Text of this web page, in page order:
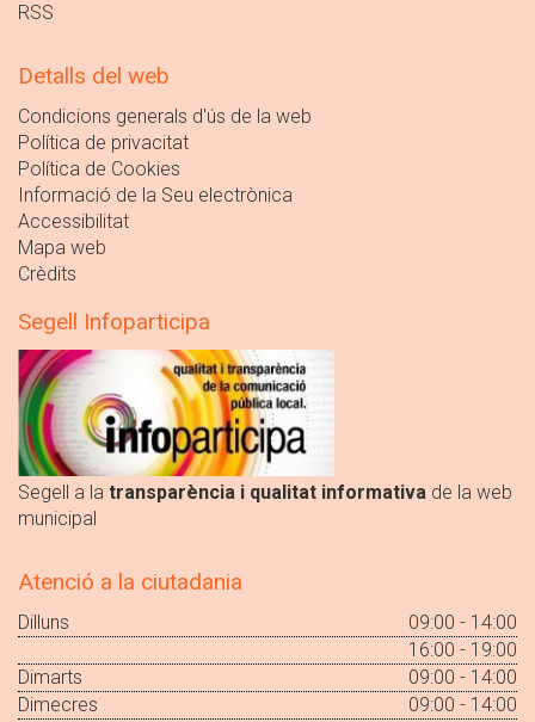
RSS
Detalls del web
Condicions generals d'ús de la web
Política de privacitat
Política de Cookies
Informació de la Seu electrònica
Accessibilitat
Mapa web
Crèdits
Segell Infoparticipa
Segell a la transparència i qualitat informativa de la web
municipal
Atenció a la ciutadania
Dilluns
09:00 - 14:00
16:00 - 19:00
Dimarts
09:00 - 14:00
Dimecres
09:00 - 14:00